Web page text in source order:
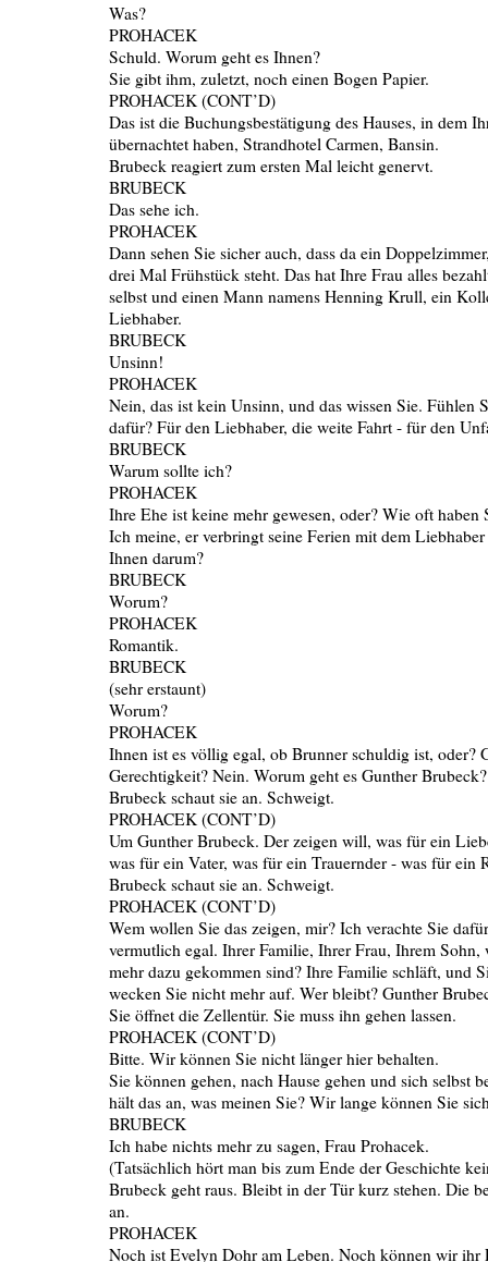
Was?
PROHACEK
Schuld. Worum geht es Ihnen?
Sie gibt ihm, zuletzt, noch einen Bogen Papier.
PROHACEK (CONT’D)
Das ist die Buchungsbestätigung des Hauses, in dem
übernachtet haben, Strandhotel Carmen, Bansin.
Brubeck reagiert zum ersten Mal leicht genervt.
BRUBECK
Das sehe ich.
PROHACEK
Dann sehen Sie sicher auch, dass da ein
drei Mal Frühstück steht. Das hat Ihre Frau alles
selbst und einen Mann namens Henning Krull, ein
Liebhaber.
BRUBECK
Unsinn!
PROHACEK
Nein, das ist kein Unsinn, und das wissen Sie. Fühlen
dafür? Für den Liebhaber, die weite Fahrt - für den
BRUBECK
Warum sollte ich?
PROHACEK
Ihre Ehe ist keine mehr gewesen, oder? Wie oft haben
Ich meine, er verbringt seine Ferien mit dem
Ihnen darum?
BRUBECK
Worum?
PROHACEK
Romantik.
BRUBECK
(sehr erstaunt)
Worum?
PROHACEK
Ihnen ist es völlig egal, ob Brunner schuldig ist, oder?
Gerechtigkeit? Nein. Worum geht es Gunther Brubeck?
Brubeck schaut sie an. Schweigt.
PROHACEK (CONT’D)
Um Gunther Brubeck. Der zeigen will, was für ein
was für ein Vater, was für ein Trauernder - was für ein
Brubeck schaut sie an. Schweigt.
PROHACEK (CONT’D)
Wem wollen Sie das zeigen, mir? Ich verachte Sie
vermutlich egal. Ihrer Familie, Ihrer Frau, Ihrem
mehr dazu gekommen sind? Ihre Familie schläft, und
wecken Sie nicht mehr auf. Wer bleibt? Gunther
Sie öffnet die Zellentür. Sie muss ihn gehen lassen.
PROHACEK (CONT’D)
Bitte. Wir können Sie nicht länger hier behalten.
Sie können gehen, nach Hause gehen und sich selbst
hält das an, was meinen Sie? Wir lange können Sie
BRUBECK
Ich habe nichts mehr zu sagen, Frau Prohacek.
(Tatsächlich hört man bis zum Ende der Geschichte
Brubeck geht raus. Bleibt in der Tür kurz stehen. Die
an.
PROHACEK
Noch ist Evelyn Dohr am Leben. Noch können wir ihr